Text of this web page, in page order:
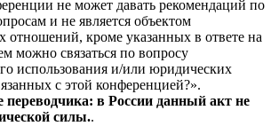
не может давать рекомендаций по
и не является объектом
отношений, кроме указанных в ответе на
можно связаться по вопросу
использования и/или юридических
с этой конференцией?».
переводчика: в России данный акт не
силы..